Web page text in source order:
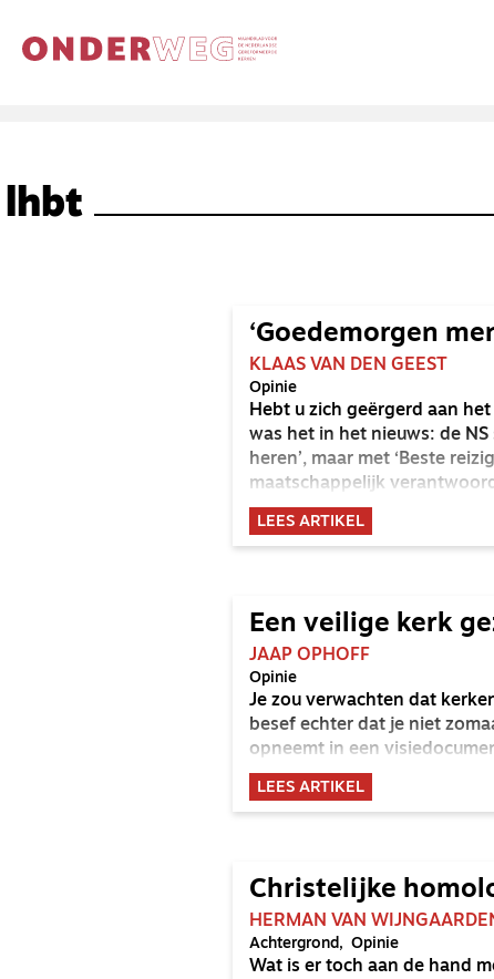
lhbt
‘Goedemorgen
KLAAS VAN DEN GEEST
Opinie
Hebt u zich geërgerd aan
was het in het nieuws: de NS
heren’, maar met ‘Beste
maatschappelijk
anders zijn. Hoe moet je
LEES ARTIKEL
Een veilige kerk
JAAP OPHOFF
Opinie
Je zou verwachten dat
besef echter dat je niet
opneemt in een
LEES ARTIKEL
Christelijke
HERMAN VAN
Achtergrond Opinie
Wat is er toch aan de hand